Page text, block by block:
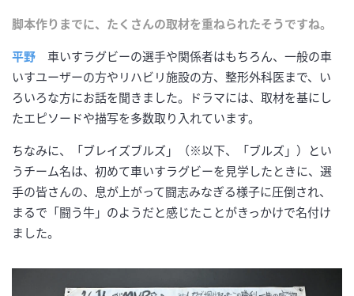
脚本作りまでに、たくさんの取材を重ねられたそうですね。
平野 車いすラグビーの選手や関係者はもちろん、一般の車
いすユーザーの方やリハビリ施設の方、整形外科医まで、い
ろいろな方にお話を聞きました。ドラマには、取材を基にし
たエピソードや描写を多数取り入れています。
ちなみに、「ブレイズブルズ」（※以下、「ブルズ」）とい
うチーム名は、初めて車いすラグビーを見学したときに、選
手の皆さんの、息が上がって闘志みなぎる様子に圧倒され、
まるで「闘う牛」のようだと感じたことがきっかけで名付け
ました。